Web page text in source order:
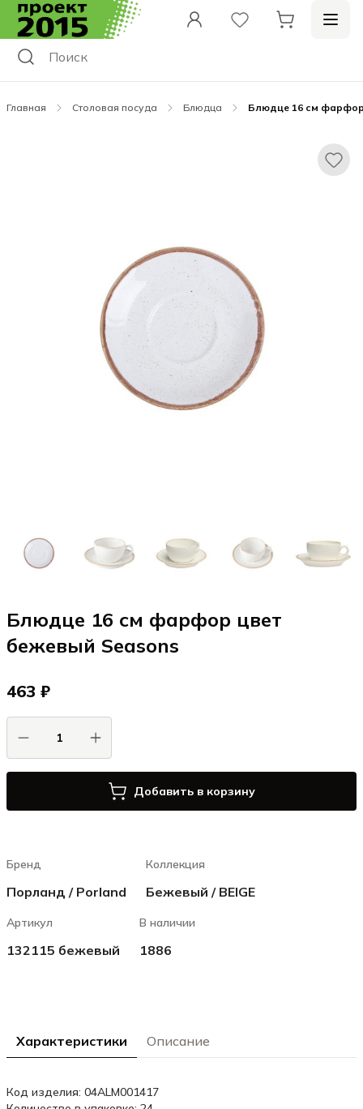
Главная Столовая посуда Блюдца Блюдце 16 см
Блюдце 16 см фарфор цвет
бежевый Seasons
463 ₽
Добавить в корзину
Бренд
Порланд / Porland
Коллекция
Бежевый / BEIGE
Артикул
132115 бежевый
В наличии
1886
Характеристики Описание
Код изделия: 04ALM001417